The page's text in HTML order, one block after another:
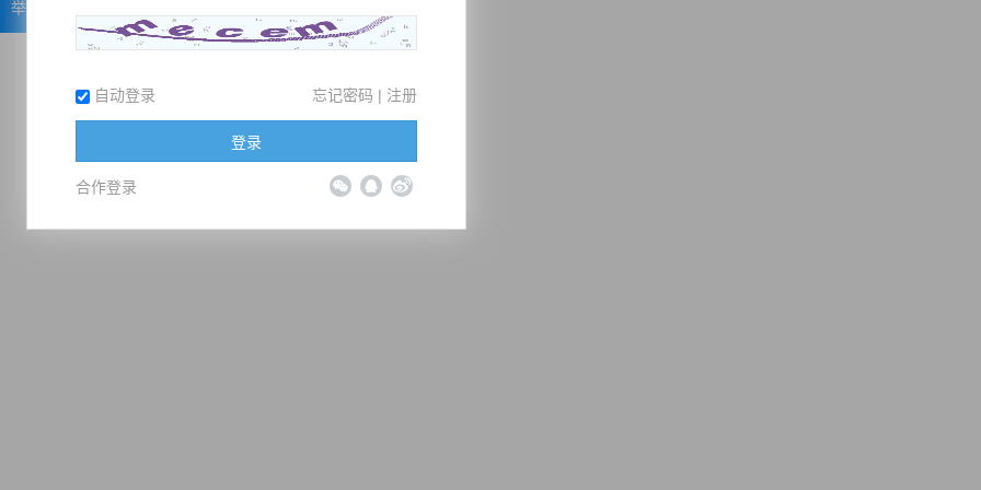
举报
自动登录 忘记密码 | 注册
登录
合作登录